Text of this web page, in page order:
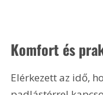
Komfort és
Elérkezett az idő,